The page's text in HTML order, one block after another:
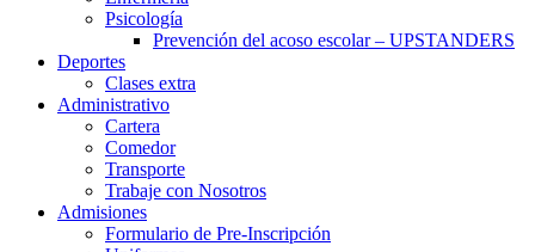
Psicología
Prevención del acoso escolar – UPSTANDERS
Deportes
Clases extra
Administrativo
Cartera
Comedor
Transporte
Trabaje con Nosotros
Admisiones
Formulario de Pre-Inscripción